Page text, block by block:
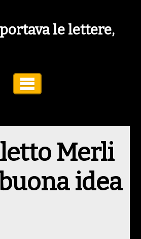
le lettere,
Merli
idea